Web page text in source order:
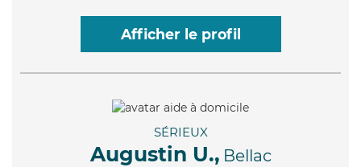
Afficher le profil
SÉRIEUX
Augustin U., Bellac